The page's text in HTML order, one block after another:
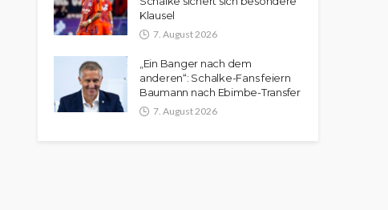
Klausel
7. August 2026
„Ein Banger nach dem
anderen“: Schalke-Fans feiern
Baumann nach Ebimbe-Transfer
7. August 2026